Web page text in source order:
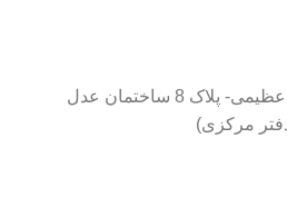
خیابان رودباری- کوچه عظیمی- پلاک 8 ساختمان عدل